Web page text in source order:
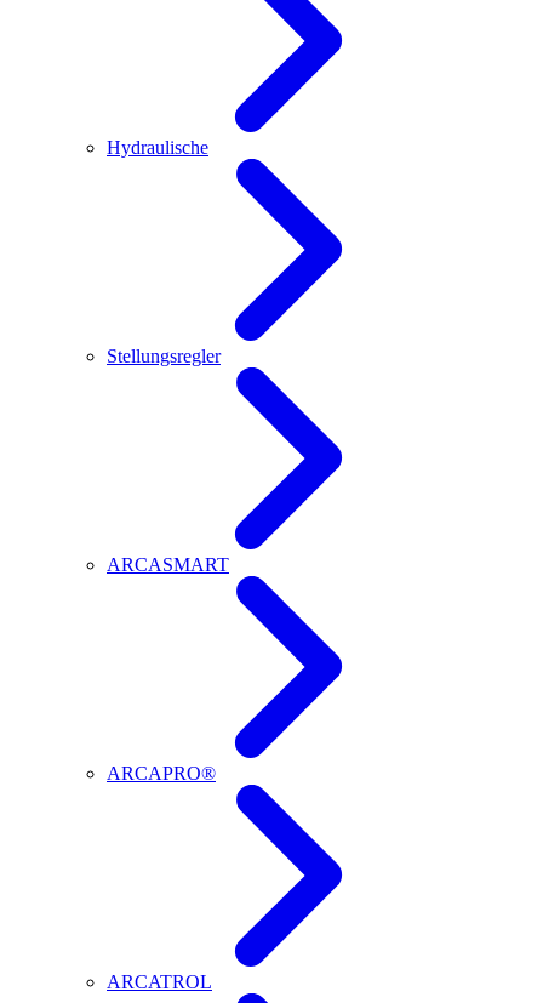
Hydraulische
Stellungsregler
ARCASMART
ARCAPRO®
ARCATROL